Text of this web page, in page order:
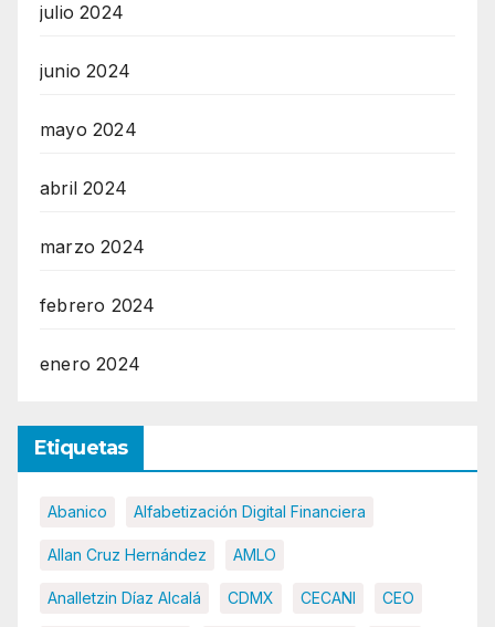
julio 2024
junio 2024
mayo 2024
abril 2024
marzo 2024
febrero 2024
enero 2024
Etiquetas
Abanico Alfabetización Digital Financiera
Allan Cruz Hernández AMLO
Analletzin Díaz Alcalá CDMX CECANI CEO